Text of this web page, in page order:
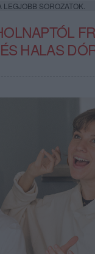
LEGJOBB SOROZATOK.
HALAS